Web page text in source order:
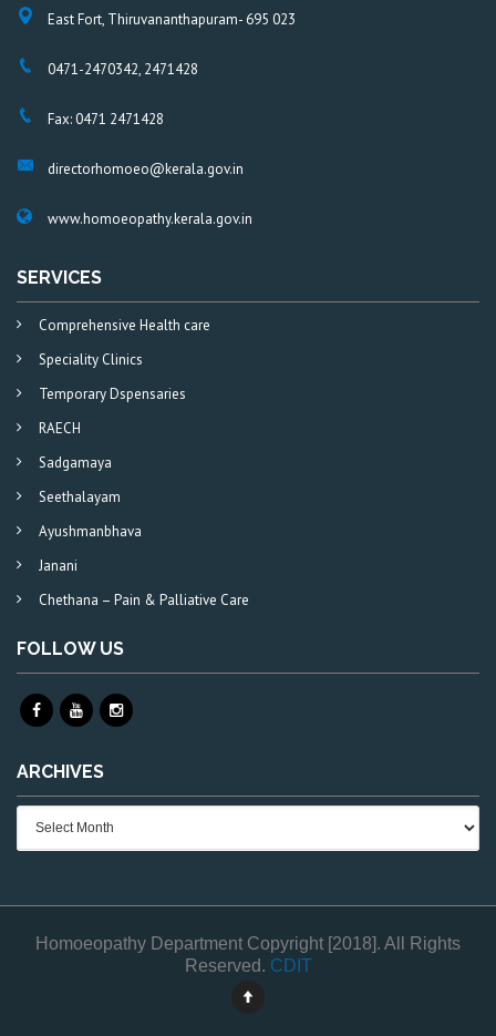
East Fort, Thiruvananthapuram- 695 023
0471-2470342, 2471428
Fax: 0471 2471428
directorhomoeo@kerala.gov.in
www.homoeopathy.kerala.gov.in
SERVICES
Comprehensive Health care
Speciality Clinics
Temporary Dspensaries
RAECH
Sadgamaya
Seethalayam
Ayushmanbhava
Janani
Chethana – Pain & Palliative Care
FOLLOW US
ARCHIVES
Archives
Homoeopathy Department Copyright [2018]. All Rights
Reserved. CDIT